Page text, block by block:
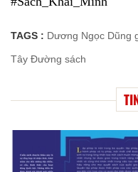
TAGS : Dương Ngọc Dũng
Tây Đường sách